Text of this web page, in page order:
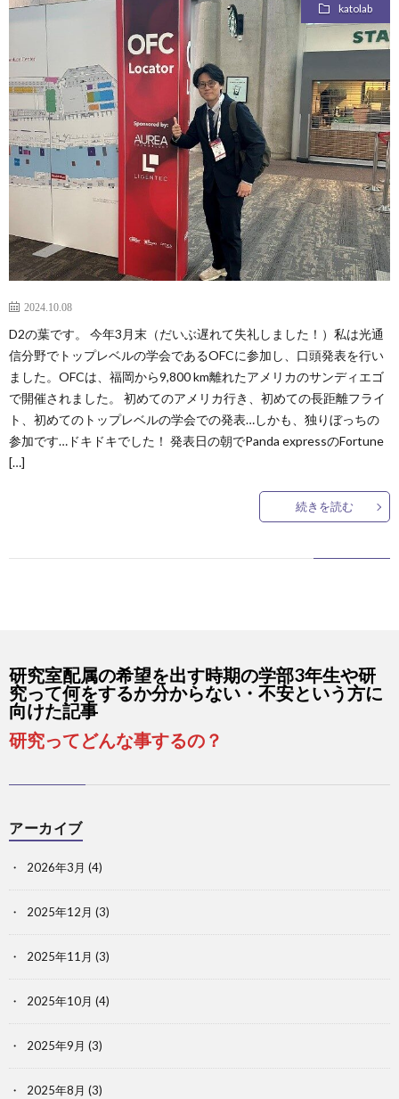
katolab
2024.10.08
D2の葉です。 今年3月末（だいぶ遅れて失礼しました！）私は光通
信分野でトップレベルの学会であるOFCに参加し、口頭発表を行い
ました。OFCは、福岡から9,800 km離れたアメリカのサンディエゴ
で開催されました。 初めてのアメリカ行き、初めての長距離フライ
ト、初めてのトップレベルの学会での発表…しかも、独りぼっちの
参加です…ドキドキでした！ 発表日の朝でPanda expressのFortune
[…]
続きを読む
研究室配属の希望を出す時期の学部3年生や研
究って何をするか分からない・不安という方に
向けた記事
研究ってどんな事するの？
アーカイブ
2026年3月 (4)
2025年12月 (3)
2025年11月 (3)
2025年10月 (4)
2025年9月 (3)
2025年8月 (3)